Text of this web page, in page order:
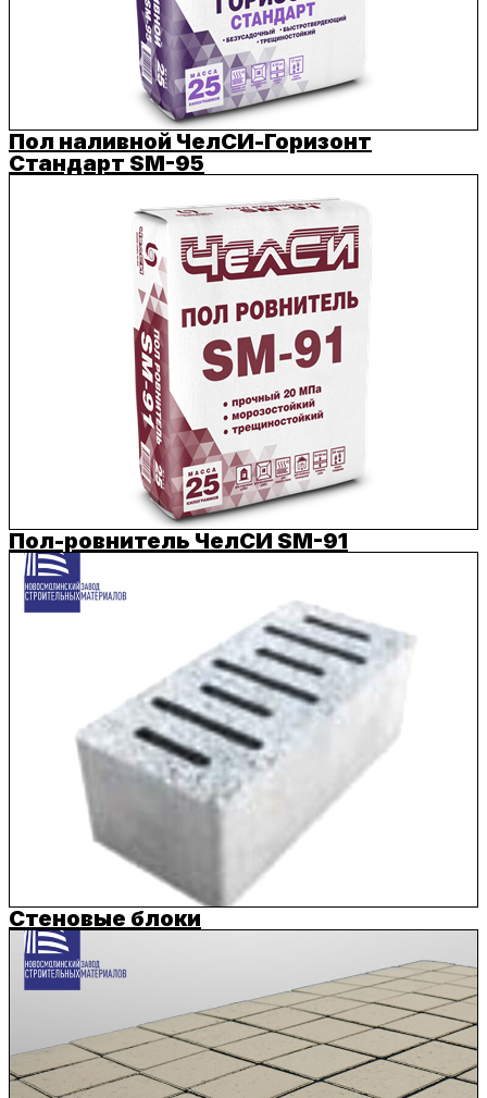
Пол наливной ЧелСИ-Горизонт
Стандарт SM-95
Пол-ровнитель ЧелСИ SM-91
Стеновые блоки